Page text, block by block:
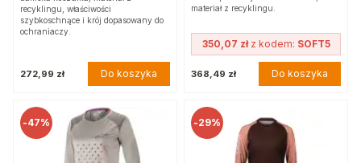
recyklingu, właściwości
szybkoschnące i krój dopasowany do
ochraniaczy.
272,99 zł Do koszyka
materiał z recyklingu.
350,07 złz kodem: SOFT5
368,49 zł Do koszyka
-47% -29%